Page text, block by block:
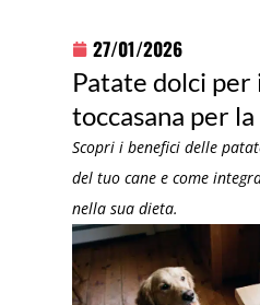
27/01/2026
Patate dolci per
toccasana per
Scopri i benefici delle
del tuo cane e come
nella sua dieta.